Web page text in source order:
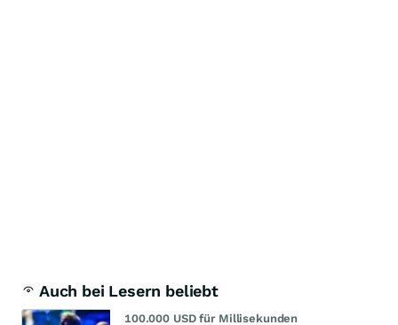
Auch bei Lesern beliebt
100.000 USD für Millisekunden